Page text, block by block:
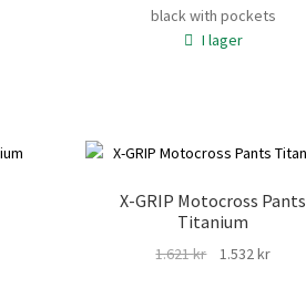
priset
var:
priset
black with pockets
I lager
X-GRIP Motocross Pants
Titanium
1.621kr
Det
1.532krDet